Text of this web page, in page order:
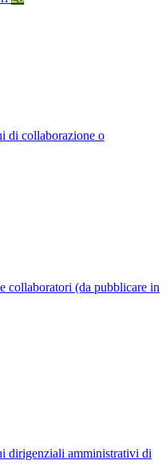
di collaborazione o
collaboratori (da pubblicare in
dirigenziali amministrativi di